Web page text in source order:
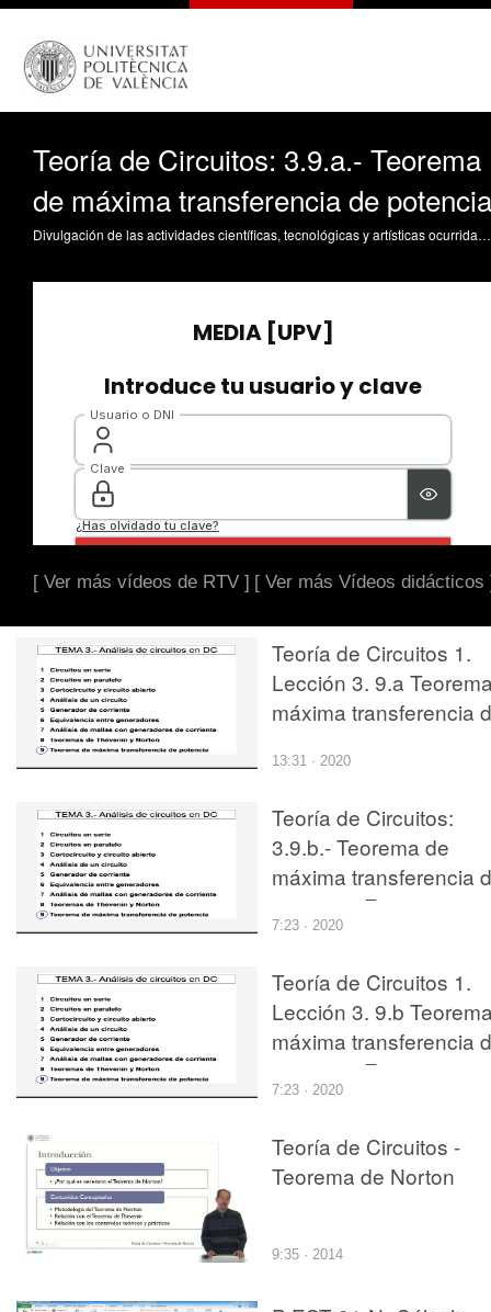
Teoría de Circuitos: 3.9.a.- Teorema
de máxima transferencia de potencia
Divulgación de las actividades científicas, tecnológicas y artísticas ocurridas en los tres campus de la UPV
[ Ver más vídeos de RTV ] [ Ver más Vídeos didácticos
Teoría de Circuitos 1.
Lección 3. 9.a
máxima transferencia
13:31 · 2020
Teoría de Circuitos:
3.9.b.- Teorema de
máxima transferencia
potencia. Ejercicio
7:23 · 2020
Teoría de Circuitos 1.
Lección 3. 9.b
máxima transferencia
potencia. Ejercicio
7:23 · 2020
Teoría de Circuitos -
Teorema de Norton
9:35 · 2014